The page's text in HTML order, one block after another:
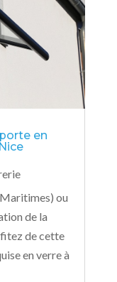
en
ou
de la
de cette
en verre à